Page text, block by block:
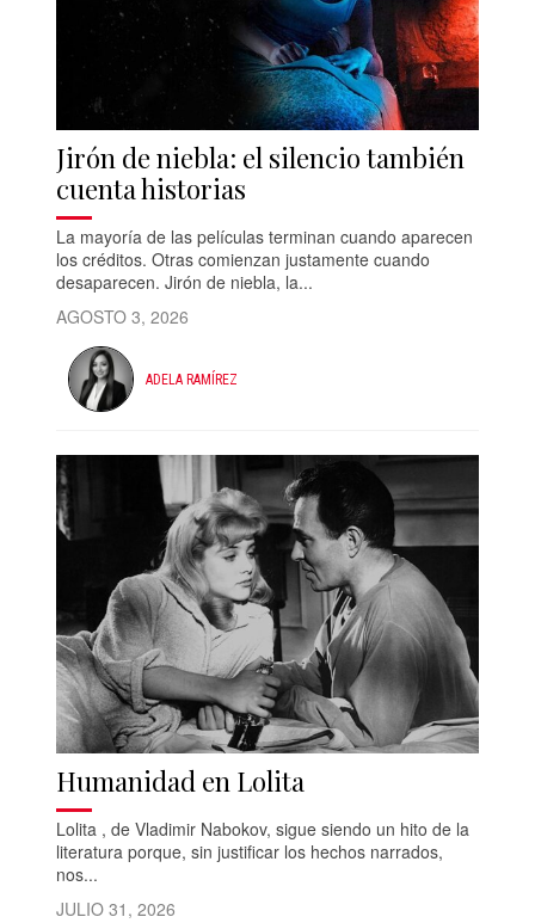
Jirón de niebla: el silencio también
cuenta historias
La mayoría de las películas terminan cuando aparecen
los créditos. Otras comienzan justamente cuando
desaparecen. Jirón de niebla, la...
AGOSTO 3, 2026
ADELA RAMÍREZ
Humanidad en Lolita
Lolita , de Vladimir Nabokov, sigue siendo un hito de la
literatura porque, sin justificar los hechos narrados,
nos...
JULIO 31, 2026